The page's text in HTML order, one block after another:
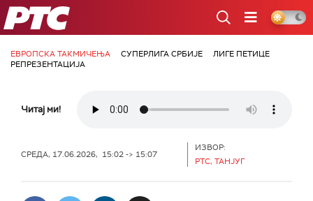
РТС
ЕВРОПСКА ТАКМИЧЕЊА СУПЕРЛИГА СРБИЈЕ
ЛИГЕ ПЕТИЦЕ
РЕПРЕЗЕНТАЦИЈА
Читај ми!
СРЕДА, 17.06.2026, 15:02 -> 15:07
ИЗВОР:
РТС, ТАНЈУГ